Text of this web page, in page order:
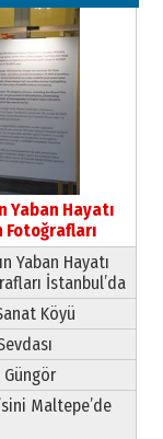
Yaban Hayatı
Fotoğrafları
Yaban Hayatı
İstanbul’da
Köyü
Maltepe’de